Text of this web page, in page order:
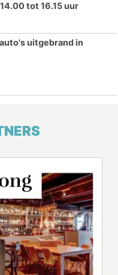
tot 16.15 uur
uitgebrand in